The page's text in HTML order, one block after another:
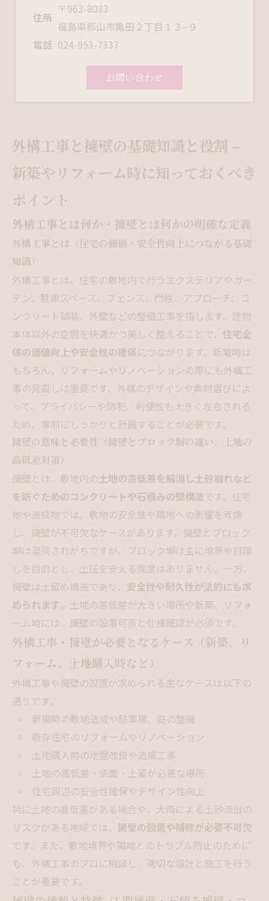
住所
〒963-8033
福島県郡山市亀田２丁目１３−９
電話 024-953-7337
お問い合わせ
外構工事と擁壁の基礎知識と役割 –
新築やリフォーム時に知っておくべき
ポイント
外構工事とは何か・擁壁とは何かの明確な定義
外構工事とは（住宅の価値・安全性向上につながる基礎
知識）
外構工事とは、住宅の敷地内で行うエクステリアやガー
デン、駐車スペース、フェンス、門柱、アプローチ、コ
ンクリート舗装、外壁などの整備工事を指します。建物
本体以外の空間を快適かつ美しく整えることで、 住宅全
体の価値向上や安全性の確保につながります。新築時は
もちろん、リフォームやリノベーションの際にも外構工
事の見直しは重要です。外構のデザインや素材選びによ
って、プライバシーや防犯、利便性も大きく左右される
ため、事前にしっかりと計画することが必要です。
擁壁の意味と必要性（擁壁とブロック塀の違い、土地の
高低差対策）
擁壁とは、敷地内の土地の高低差を解消し土砂崩れなど
を防ぐためのコンクリートや石積みの壁構造です。住宅
地や造成地では、敷地の安全性や隣地への影響を考慮
し、擁壁が不可欠なケースがあります。擁壁とブロック
塀は混同されがちですが、ブロック塀は主に境界や目隠
しを目的とし、土圧を支える強度はありません。一方、
擁壁は土留め構造であり、 安全性や耐久性が法的にも求
められます。土地の高低差が大きい場所や新築、リフォ
ーム時には、擁壁の設置可否と仕様確認が必須です。
外構工事・擁壁が必要となるケース（新築、リ
フォーム、土地購入時など）
外構工事や擁壁の設置が求められる主なケースは以下の
通りです。
新築時の敷地造成や駐車場、庭の整備
既存住宅のリフォームやリノベーション
土地購入時の地盤改良や造成工事
土地の高低差・法面・土留が必要な場所
住宅周辺の安全性確保やデザイン性向上
特に土地の高低差がある場合や、大雨による土砂流出の
リスクがある地域では、 擁壁の設置や補修が必要不可欠
です。また、敷地境界や隣地とのトラブル防止のために
も、外構工事のプロに相談し、適切な設計と施工を行う
ことが重要です。